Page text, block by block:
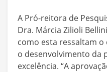
A Pró-reitora de
Dra. Márcia Zilioli
como esta ressaltam
o desenvolvimento da
excelência. “A